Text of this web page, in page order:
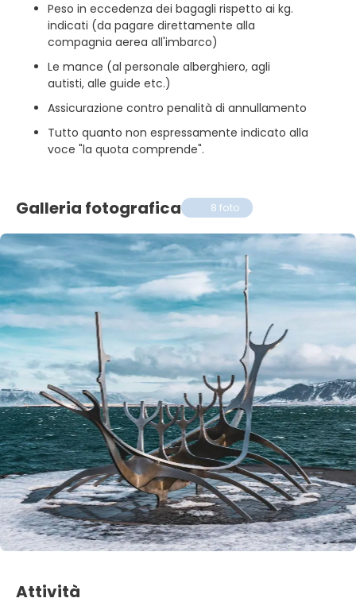
Peso in eccedenza dei bagagli rispetto ai kg.
indicati (da pagare direttamente alla
compagnia aerea all'imbarco)
Le mance (al personale alberghiero, agli
autisti, alle guide etc.)
Assicurazione contro penalità di annullamento
Tutto quanto non espressamente indicato alla
voce "la quota comprende".
Galleria fotografica 8 foto
Attività